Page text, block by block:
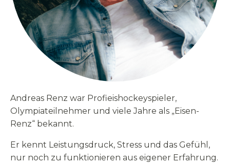
Andreas Renz war Profieishockeyspieler,
Olympiateilnehmer und viele Jahre als „Eisen-
Renz“ bekannt.
Er kennt Leistungsdruck, Stress und das Gefühl,
nur noch zu funktionieren aus eigener Erfahrung.